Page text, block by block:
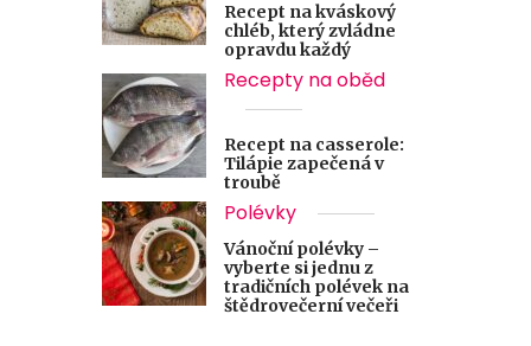
Recept na kváskový
chléb, který zvládne
opravdu každý
Recepty na oběd
Recept na casserole:
Tilápie zapečená v
troubě
Polévky
Vánoční polévky –
vyberte si jednu z
tradičních polévek na
štědrovečerní večeři